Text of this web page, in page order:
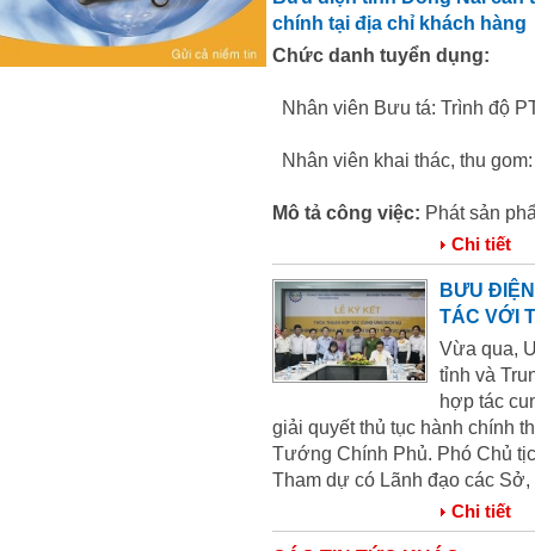
chính tại địa chỉ khách hàng
Chức danh tuyển dụng:
Nhân viên Bưu tá: Trình độ
Nhân viên khai thác, thu
Mô tả công việc: Phát sản
Chi tiết
BƯU
TÁC VỚI
Vừa qua,
tỉnh và
hợp tác
giải quyết thủ tục hành chính
Tướng Chính Phủ. Phó Chủ
Tham dự có Lãnh đạo các
Chi tiết